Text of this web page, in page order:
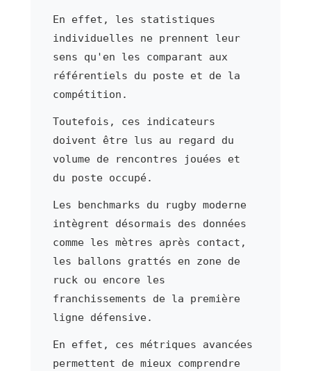
En effet, les statistiques
individuelles ne prennent leur
sens qu'en les comparant aux
référentiels du poste et de la
compétition.
Toutefois, ces indicateurs
doivent être lus au regard du
volume de rencontres jouées et
du poste occupé.
Les benchmarks du rugby moderne
intègrent désormais des données
comme les mètres après contact,
les ballons grattés en zone de
ruck ou encore les
franchissements de la première
ligne défensive.
En effet, ces métriques avancées
permettent de mieux comprendre